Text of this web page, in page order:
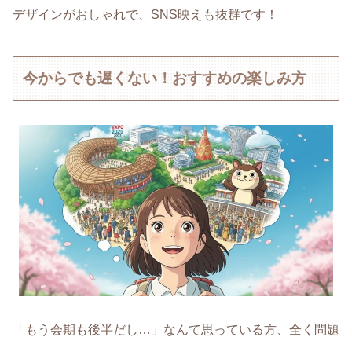
デザインがおしゃれで、SNS映えも抜群です！
今からでも遅くない！おすすめの楽しみ方
「もう会期も後半だし…」なんて思っている方、全く問題